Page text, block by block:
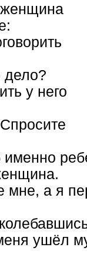
женщина
у него
мне, а я
ушёл